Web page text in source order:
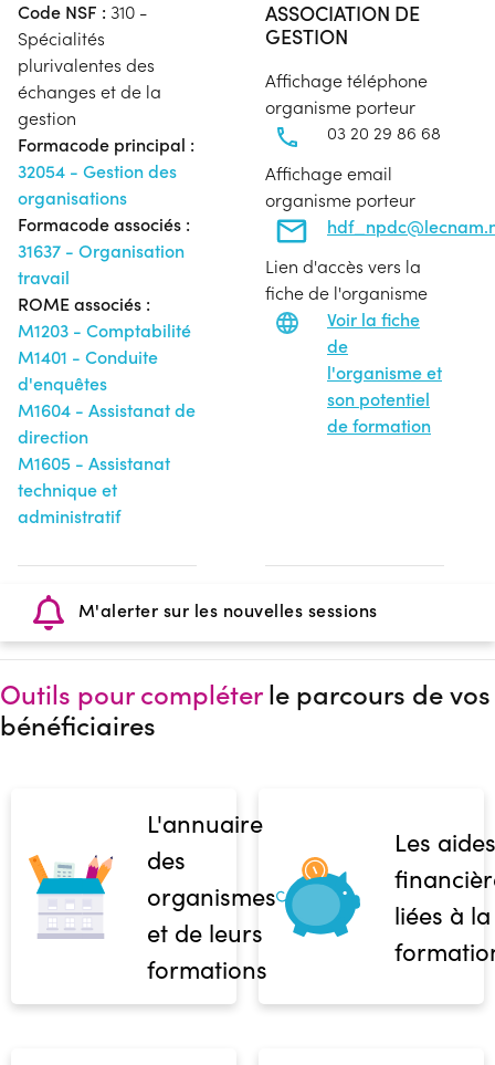
Code NSF : 310 -
Spécialités
plurivalentes des
échanges et de la
gestion
Formacode principal :
32054 - Gestion des
organisations
Formacode associés :
31637 - Organisation
travail
ROME associés :
M1203 - Comptabilité
M1401 - Conduite
d'enquêtes
M1604 - Assistanat de
direction
M1605 - Assistanat
technique et
administratif
ASSOCIATION DE
GESTION
Affichage téléphone
organisme porteur
03 20 29 86 68
Affichage email
organisme porteur
Lien d'accès vers la
fiche de l'organisme
Voir la fiche
de
l'organisme et
son potentiel
de formation
M'alerter sur les nouvelles sessions
Outils pour compléterle parcours de vos
bénéficiaires
L'annuaire
des
organismes
et de leurs
formations
Les aides
liées à la